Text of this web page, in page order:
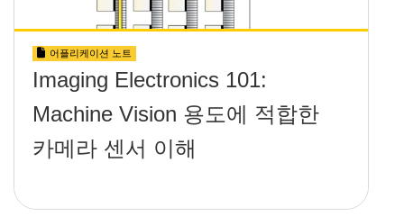
어플리케이션 노트
Imaging Electronics 101:
Machine Vision 용도에 적합한
카메라 센서 이해